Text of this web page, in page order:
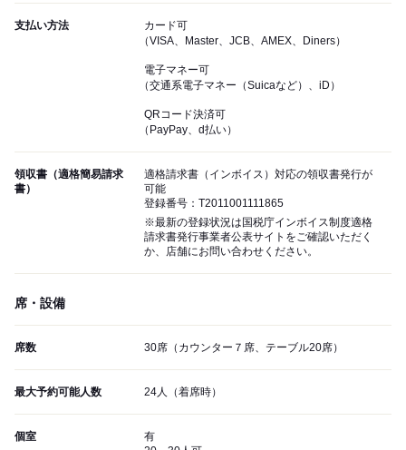
支払い方法
カード可
（VISA、Master、JCB、AMEX、Diners）
電子マネー可
（交通系電子マネー（Suicaなど）、iD）
QRコード決済可
（PayPay、d払い）
領収書（適格簡易請求
書）
適格請求書（インボイス）対応の領収書発行が
可能
登録番号：T2011001111865
※最新の登録状況は国税庁インボイス制度適格
請求書発行事業者公表サイトをご確認いただく
か、店舗にお問い合わせください。
席・設備
席数 30席（カウンター７席、テーブル20席）
最大予約可能人数 24人（着席時）
個室
有